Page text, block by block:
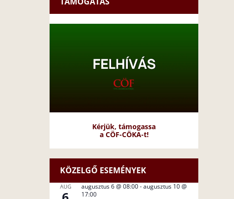
Kérjük, támogassa
a CÖF-CÖKA-t!
KÖZELGŐ ESEMÉNYEK
AUG augusztus 6 @ 08:00-augusztus 10 @
17:00